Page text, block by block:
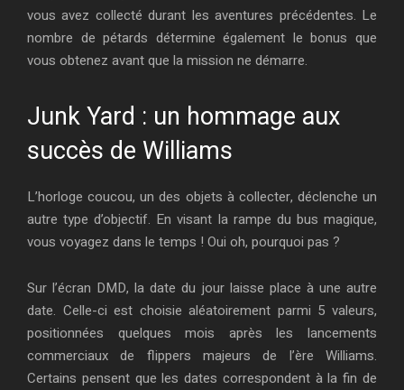
vous avez collecté durant les aventures précédentes. Le
nombre de pétards détermine également le bonus que
vous obtenez avant que la mission ne démarre.
Junk Yard : un hommage aux
succès de Williams
L’horloge coucou, un des objets à collecter, déclenche un
autre type d’objectif. En visant la rampe du bus magique,
vous voyagez dans le temps ! Oui oh, pourquoi pas ?
Sur l’écran DMD, la date du jour laisse place à une autre
date. Celle-ci est choisie aléatoirement parmi 5 valeurs,
positionnées quelques mois après les lancements
commerciaux de flippers majeurs de l’ère Williams.
Certains pensent que les dates correspondent à la fin de